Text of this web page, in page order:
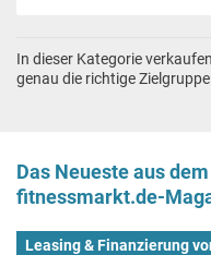
In dieser Kategorie
genau die richtige
Das Neueste aus dem
fitnessmarkt.de-
Leasing & Finanzierung